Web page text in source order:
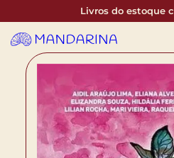
Livros do estoque